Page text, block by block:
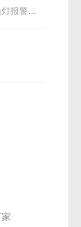
电子台秤